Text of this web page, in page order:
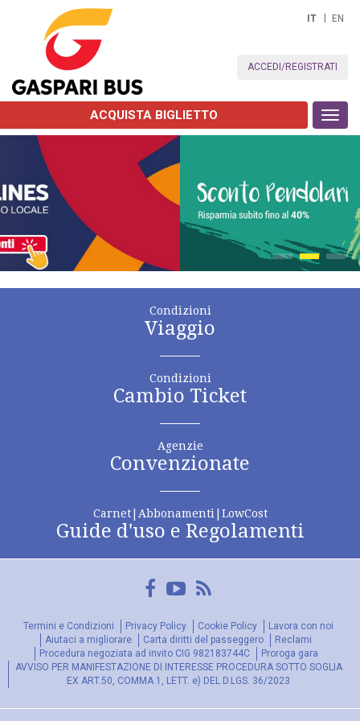
ACCEDI/REGISTRATI
IT EN
ACQUISTA BIGLIETTO
Condizioni
Viaggio
Condizioni
Cambio Ticket
Agenzie
Convenzionate
Carnet|Abbonamenti|LowCost
Guide d'uso e Regolamenti
FacebookYouTube
Termini e Condizioni Privacy Policy Cookie Policy
Lavora con noi
Aiutaci a migliorare
Carta diritti del passeggero
Reclami
Procedura negoziata ad invito CIG 982183744C
Proroga gara
AVVISO PER MANIFESTAZIONE DI INTERESSE PROCEDURA SOTTO SOGLIA
EX ART.50, COMMA 1, LETT. e) DEL D.LGS. 36/2023